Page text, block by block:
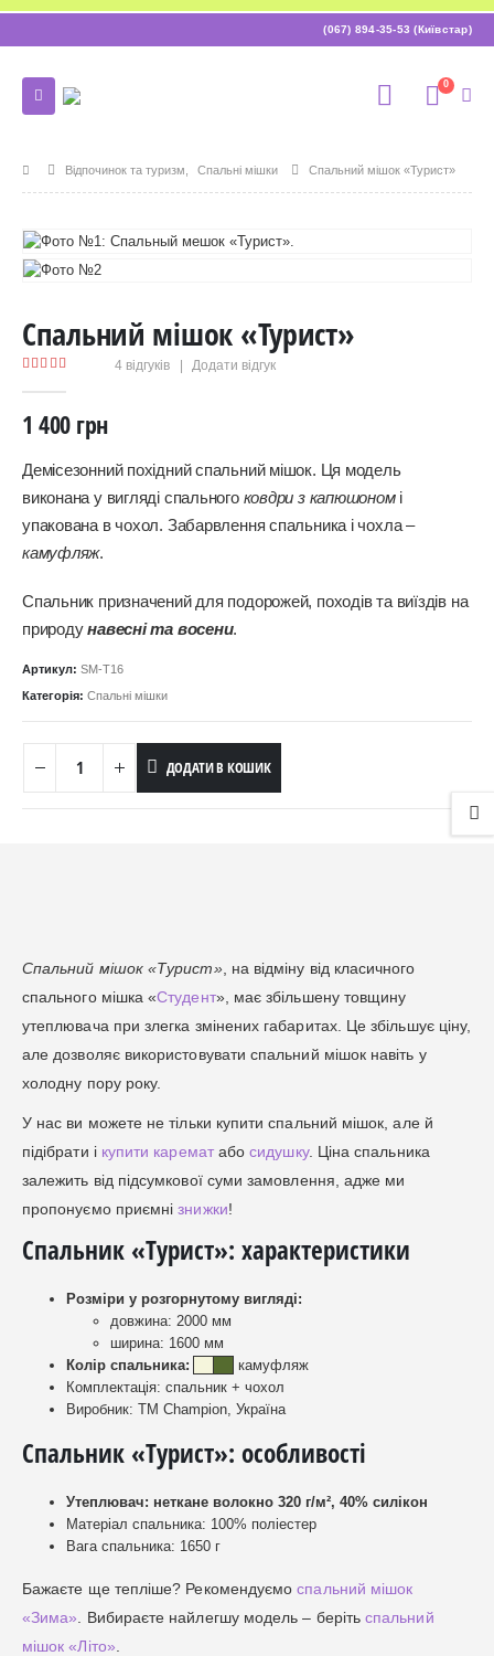
(067) 894-35-53 (Київстар)
0
Відпочинок та туризм Спальні мішки Спальний мішок «Турист»
Спальний мішок «Турист»
4 відгуків Додати відгук
1 400грн
Демісезонний похідний спальний мішок. Ця модель
виконана у вигляді спального ковдри з капюшономі
упакована в чохол. Забарвлення спальника і чохла –
камуфляж.
Спальник призначений для подорожей, походів та виїздів на
природунавесні та восени.
Артикул: SM-T16
Категорія: Спальні мішки
ДОДАТИ В КОШИК
Спальний мішок «Турист», на відміну від класичного
спального мішка «Студент», має збільшену товщину
утеплювача при злегка змінених габаритах. Це збільшує ціну,
але дозволяє використовувати спальний мішок навіть у
холодну пору року.
У нас ви можете не тільки купити спальний мішок, але й
підібрати і купити карематабосидушку. Ціна спальника
залежить від підсумкової суми замовлення, адже ми
пропонуємо приємнізнижки!
Спальник «Турист»: характеристики
Розміри у розгорнутому вигляді:
довжина: 2000 мм
ширина: 1600 мм
Колір спальника:
камуфляж
Комплектація: спальник + чохол
Виробник: ТМ Champion, Україна
Спальник «Турист»: особливості
Утеплювач: неткане волокно 320 г/м², 40% силікон
Матеріал спальника: 100% поліестер
Вага спальника: 1650 г
Бажаєте ще тепліше? Рекомендуємоспальний мішок
«Зима» . Вибираєте найлегшу модель – берітьспальний
мішок «Літо»